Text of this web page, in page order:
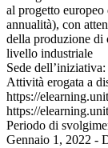
al progetto
annualità), con
della produzione di
livello industriale
Sede dell’iniziativa:
Attività erogata a
https://
https://
Periodo di
Gennaio 1, 2022 -